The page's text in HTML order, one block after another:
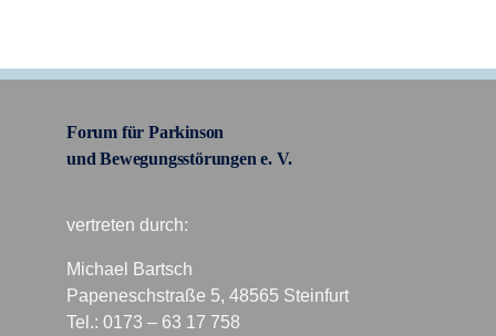
Forum für Parkinson
und Bewegungsstörungen e. V.
vertreten durch:
Michael Bartsch
Papeneschstraße 5, 48565 Steinfurt
Tel.: 0173 – 63 17 758